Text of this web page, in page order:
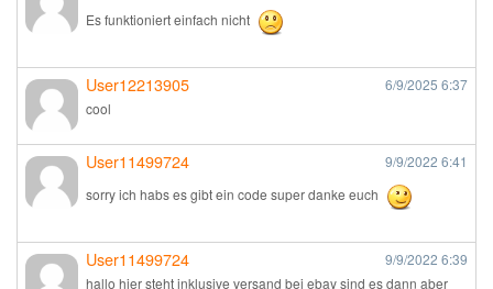
Es funktioniert einfach nicht
User12213905 6/9/2025 6:37
cool
User11499724 9/9/2022 6:41
sorry ich habs es gibt ein code super danke euch
User11499724 9/9/2022 6:39
hallo hier steht inklusive versand bei ebay sind es dann aber